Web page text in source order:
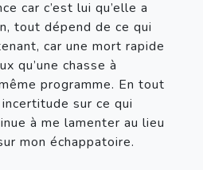
car c’est lui qu’elle a
tout dépend de ce qui
car une mort rapide
qu’une chasse à
programme. En tout
incertitude sur ce qui
à me lamenter au lieu
mon échappatoire.